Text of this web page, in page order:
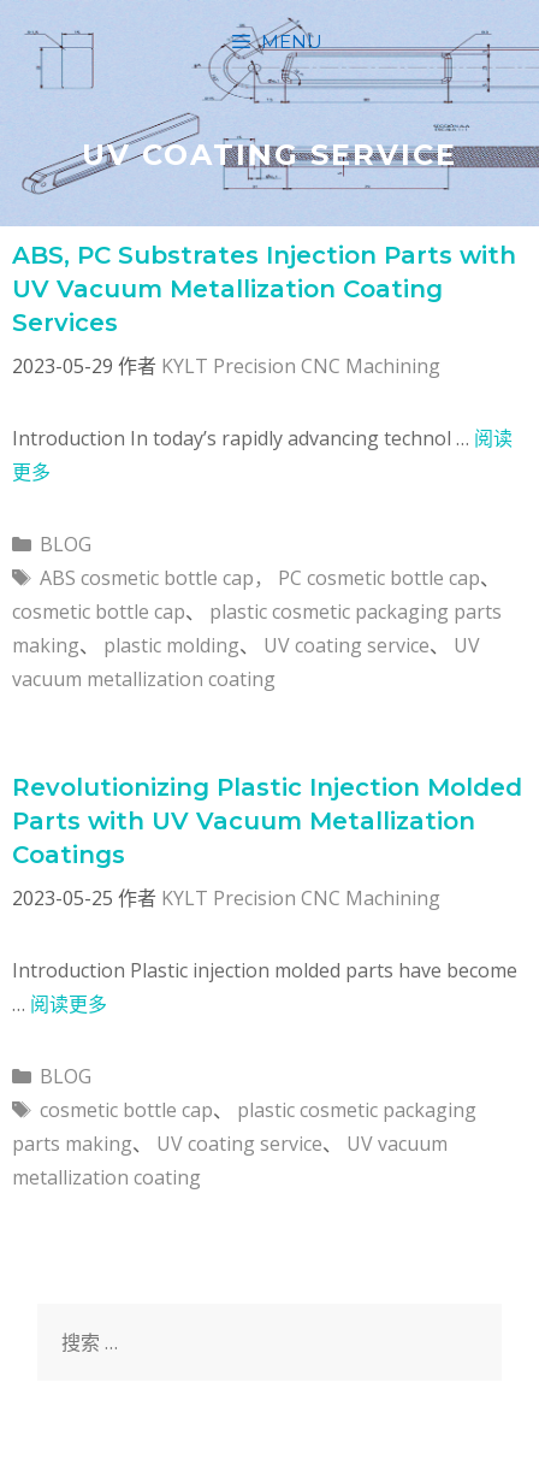
MENU
UV COATING SERVICE
ABS, PC Substrates Injection Parts with
UV Vacuum Metallization Coating
Services
2023-05-29 作者 KYLT Precision CNC Machining
Introduction In today’s rapidly advancing technol … 阅读
更多
分
类
BLOG
标
签
ABS cosmetic bottle cap， PC cosmetic bottle cap、
cosmetic bottle cap、 plastic cosmetic packaging parts
making、 plastic molding、 UV coating service、 UV
vacuum metallization coating
Revolutionizing Plastic Injection Molded
Parts with UV Vacuum Metallization
Coatings
2023-05-25 作者 KYLT Precision CNC Machining
Introduction Plastic injection molded parts have become
… 阅读更多
分
类
BLOG
标
签
cosmetic bottle cap、 plastic cosmetic packaging
parts making、 UV coating service、 UV vacuum
metallization coating
索：